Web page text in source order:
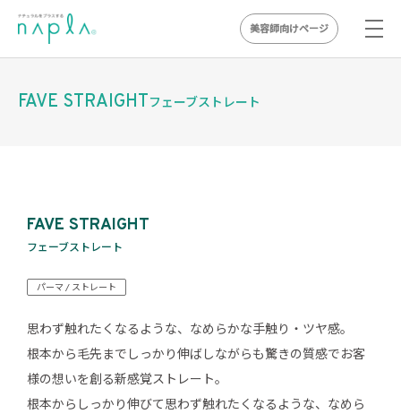
美容師向けページ
FAVE STRAIGHTフェーブストレート
FAVE STRAIGHT
フェーブストレート
パーマ / ストレート
思わず触れたくなるような、なめらかな手触り・ツヤ感。
根本から毛先までしっかり伸ばしながらも驚きの質感でお客
様の想いを創る新感覚ストレート。
根本からしっかり伸びて思わず触れたくなるような、なめら